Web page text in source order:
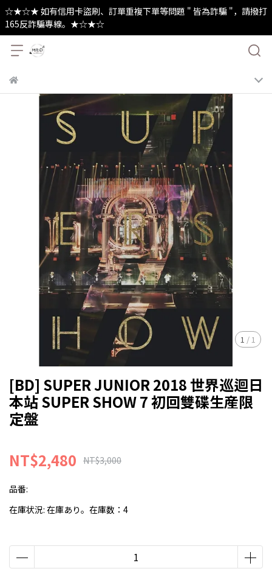
☆★☆★ 如有信用卡盜刷、訂單重複下單等問題 " 皆為詐騙 "，請撥打
165反詐騙專線。★☆★☆
1 / 1
[BD] SUPER JUNIOR 2018 世界巡迴日
本站 SUPER SHOW 7 初回雙碟生産限
定盤
NT$2,480 NT$3,000
品番:
在庫状況: 在庫あり。在庫数：4